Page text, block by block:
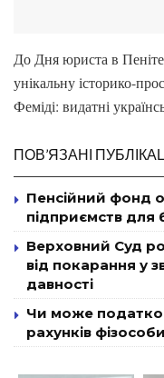
До Дня юриста в
унікальну історико-
Феміді: видатні
ПОВ’ЯЗАНІ
Пенсійний фонд
підприємств для
Верховний Суд
від покарання у
давності
Чи може
рахунків